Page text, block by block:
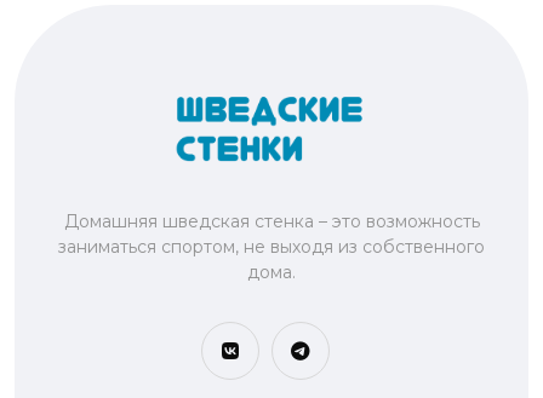
Домашняя шведская стенка – это возможность
заниматься спортом, не выходя из собственного
дома.